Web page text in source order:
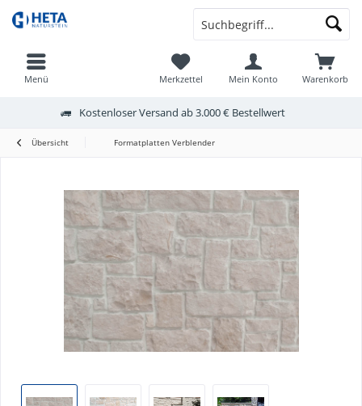
Kostenloser Versand ab 3.000 € Bestellwert
Warenkorb
Merkzettel Mein Konto
Menü
Übersicht Formatplatten Verblender